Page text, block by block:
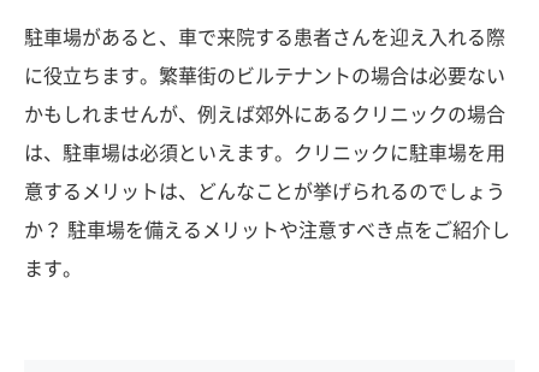
駐車場があると、車で来院する患者さんを迎え入れる際
に役立ちます。繁華街のビルテナントの場合は必要ない
かもしれませんが、例えば郊外にあるクリニックの場合
は、駐車場は必須といえます。クリニックに駐車場を用
意するメリットは、どんなことが挙げられるのでしょう
か？ 駐車場を備えるメリットや注意すべき点をご紹介し
ます。